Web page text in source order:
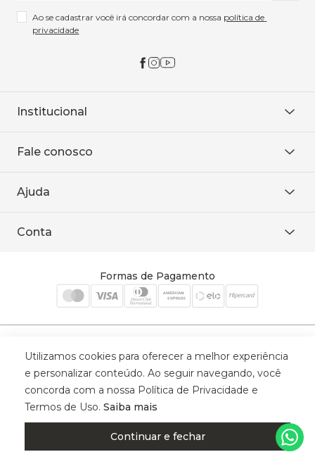
Ao se cadastrar você irá concordar com a nossa política de
privacidade
Institucional
Onde encontrar
Baixe o APP
Fale conosco
WhatsApp
Ajuda
Política de entrega
Conta
Cadastre-se
Formas de Pagamento
| CNPJ: 59.907.634/0001-75 | Rua Santa Augusta, 409 - Vila
Utilizamos cookies para oferecer a melhor experiência
e personalizar conteúdo. Ao seguir navegando, você
concorda com a nossa Política de Privacidade e
Termos de Uso. Saiba mais
Continuar e fechar